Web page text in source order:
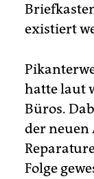
existiert
hatte laut
Büros.
der neuen
Folge